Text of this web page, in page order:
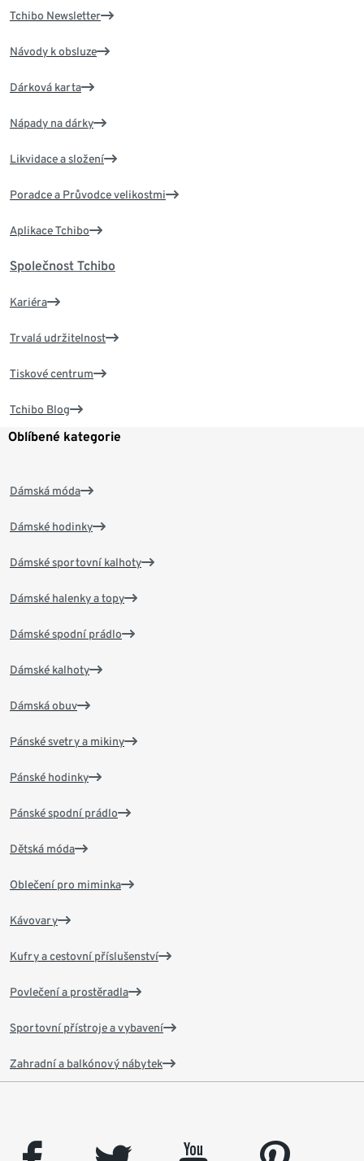
Tchibo Newsletter
Návody k obsluze
Dárková karta
Nápady na dárky
Likvidace a složení
Poradce a Průvodce velikostmi
Aplikace Tchibo
Společnost Tchibo
Kariéra
Trvalá udržitelnost
Tiskové centrum
Tchibo Blog
Oblíbené kategorie
Dámská móda
Dámské hodinky
Dámské sportovní kalhoty
Dámské halenky a topy
Dámské spodní prádlo
Dámské kalhoty
Dámská obuv
Pánské svetry a mikiny
Pánské hodinky
Pánské spodní prádlo
Dětská móda
Oblečení pro miminka
Kávovary
Kufry a cestovní příslušenství
Povlečení a prostěradla
Sportovní přístroje a vybavení
Zahradní a balkónový nábytek